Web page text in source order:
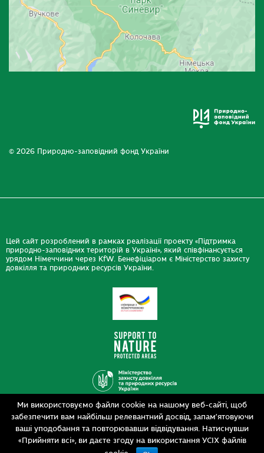
Ми використовуємо файли cookie на нашому веб-сайті, щоб
забезпечити вам найбільш релевантний досвід, запам’ятовуючи
ваші уподобання та повторювавши відвідування. Натиснувши
«Прийняти всі», ви даєте згоду на використання УСІХ файлів
© 2026 Природно-заповідний фонд України
Цей сайт розроблений в рамках реалізації проекту «Підтримка
природно-заповідних територій в Україні», який співфінансується
урядом Німеччини через KfW. Бенефіціаром є Міністерство захисту
довкілля та природних ресурсів України.
Дизайн
Розробка
siteGist